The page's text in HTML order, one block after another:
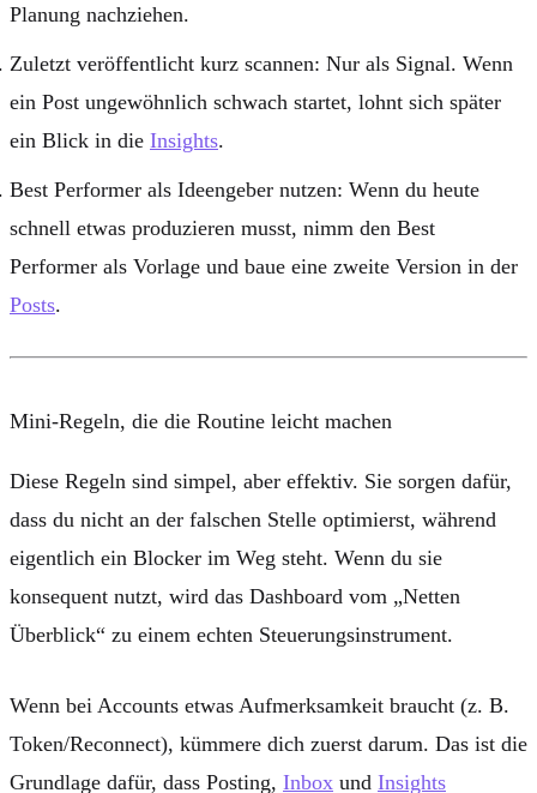
Planung nachziehen.
Zuletzt veröffentlicht kurz scannen: Nur als Signal. Wenn
ein Post ungewöhnlich schwach startet, lohnt sich später
ein Blick in die Insights.
Best Performer als Ideengeber nutzen: Wenn du heute
schnell etwas produzieren musst, nimm den Best
Performer als Vorlage und baue eine zweite Version in der
Posts.
Mini-Regeln, die die Routine leicht machen
Diese Regeln sind simpel, aber effektiv. Sie sorgen dafür,
dass du nicht an der falschen Stelle optimierst, während
eigentlich ein Blocker im Weg steht. Wenn du sie
konsequent nutzt, wird das Dashboard vom „Netten
Überblick“ zu einem echten Steuerungsinstrument.
Wenn bei Accounts etwas Aufmerksamkeit braucht (z. B.
Token/Reconnect), kümmere dich zuerst darum. Das ist die
Grundlage dafür, dass Posting, Inbox und Insights